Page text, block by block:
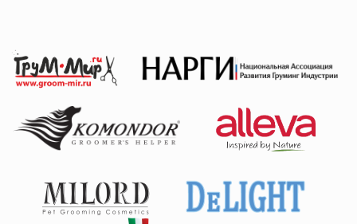
Посмотрите короткий тур по академии Milord!
Остались сомнения?